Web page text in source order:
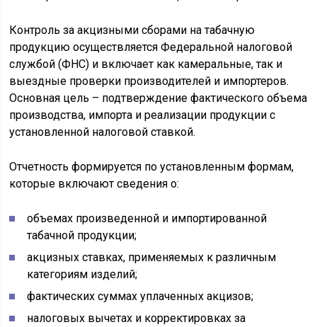
Контроль за акцизными сборами на табачную
продукцию осуществляется Федеральной налоговой
службой (ФНС) и включает как камеральные, так и
выездные проверки производителей и импортеров.
Основная цель – подтверждение фактического объема
производства, импорта и реализации продукции с
установленной налоговой ставкой.
Отчетность формируется по установленным формам,
которые включают сведения о:
объемах произведенной и импортированной
табачной продукции;
акцизных ставках, применяемых к различным
категориям изделий;
фактических суммах уплаченных акцизов;
налоговых вычетах и корректировках за